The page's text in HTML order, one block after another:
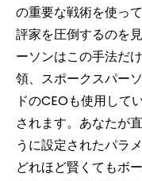
の重要な戦術を使っ
評家を圧倒するのを
ーソンはこの手法だ
領、スポークスパー
ドのCEOも使用して
されます。あなたが
うに設定されたパラ
どれほど賢くてもボ